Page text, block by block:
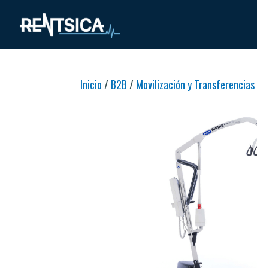
Inicio / B2B / Movilización y Transferencias